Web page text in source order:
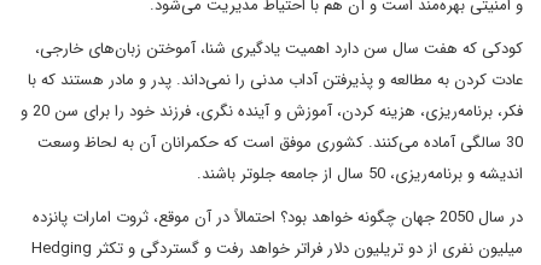
کودکی که هفت سال سن دارد اهمیت یادگیری شنا، آموختن زبان‌های خارجی،
عادت کردن به مطالعه و پذیرفتن آداب مدنی را نمی‌داند. پدر و مادر هستند که با
فکر، برنامه‌ریزی، هزینه کردن، آموزش و آینده نگری، فرزند خود را برای سن 20 و
30 سالگی آماده می‌کنند. کشوری موفق است که حکمرانان آن به لحاظ وسعت
اندیشه و برنامه‌ریزی، 50 سال از جامعه جلوتر باشند.
در سال 2050 جهان چگونه خواهد بود؟ احتمالاً در آن موقع، ثروت امارات پانزده
میلیون نفری از دو تریلیون دلار فراتر خواهد رفت و گستردگی و تکثر Hedging